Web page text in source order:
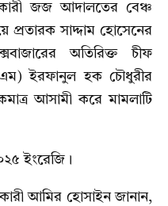
জজ আদালতের বেঞ্চ
প্রতারক সাদ্দাম হোসেনের
অতিরিক্ত চীফ
ইরফানুল হক চৌধুরীর
আসামী করে মামলাটি
ইংরেজি।
আমির হোসাইন জানান,